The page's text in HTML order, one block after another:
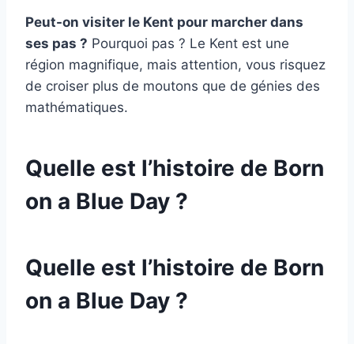
Peut-on visiter le Kent pour marcher dans
ses pas ? Pourquoi pas ? Le Kent est une
région magnifique, mais attention, vous risquez
de croiser plus de moutons que de génies des
mathématiques.
Quelle est l’histoire de Born
on a Blue Day ?
Quelle est l’histoire de Born
on a Blue Day ?